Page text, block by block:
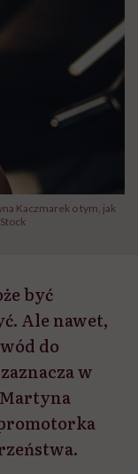
Kaczmarek o tym, jak
być
Ale nawet,
do
w